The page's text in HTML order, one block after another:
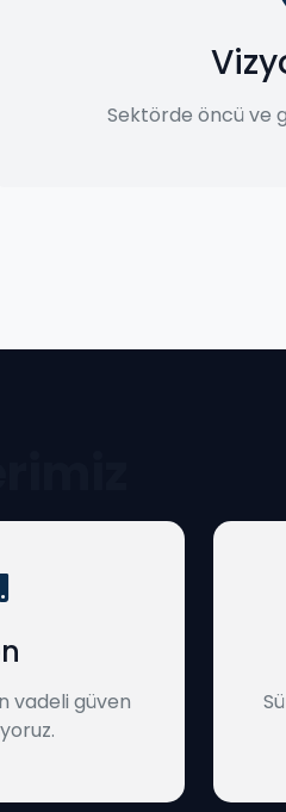
Sektörde öncü ve
vadeli güven